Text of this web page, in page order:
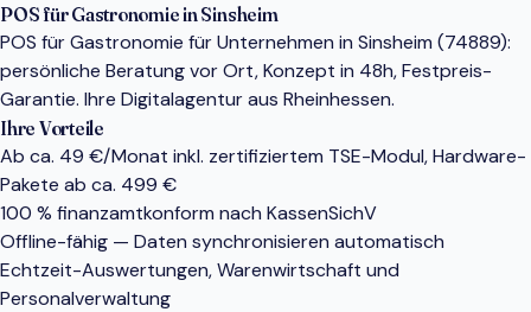
POS für Gastronomie in Sinsheim
POS für Gastronomie für Unternehmen in Sinsheim (74889):
persönliche Beratung vor Ort, Konzept in 48h, Festpreis-
Garantie. Ihre Digitalagentur aus Rheinhessen.
Ihre Vorteile
Ab ca. 49 €/Monat inkl. zertifiziertem TSE-Modul, Hardware-
Pakete ab ca. 499 €
100 % finanzamtkonform nach KassenSichV
Offline-fähig — Daten synchronisieren automatisch
Echtzeit-Auswertungen, Warenwirtschaft und
Personalverwaltung